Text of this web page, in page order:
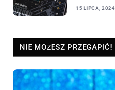
15 LIPCA, 2024
NIE MOŻESZ PRZEGAPIĆ!